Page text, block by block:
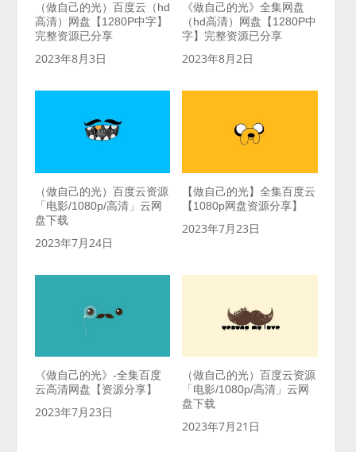
（做自己的光）百度云（hd
高清）网盘【1280P中字】
完整资源已分享
2023年8月3日
《做自己的光》全集网盘
（hd高清）网盘【1280P中
字】完整资源已分享
2023年8月2日
（做自己的光）百度云资源
「电影/1080p/高清」云网
盘下载
2023年7月24日
【做自己的光】全集百度云
【1080p网盘资源分享】
2023年7月23日
《做自己的光》-全集百度
云高清网盘【资源分享】
2023年7月23日
（做自己的光）百度云资源
「电影/1080p/高清」云网
盘下载
2023年7月21日